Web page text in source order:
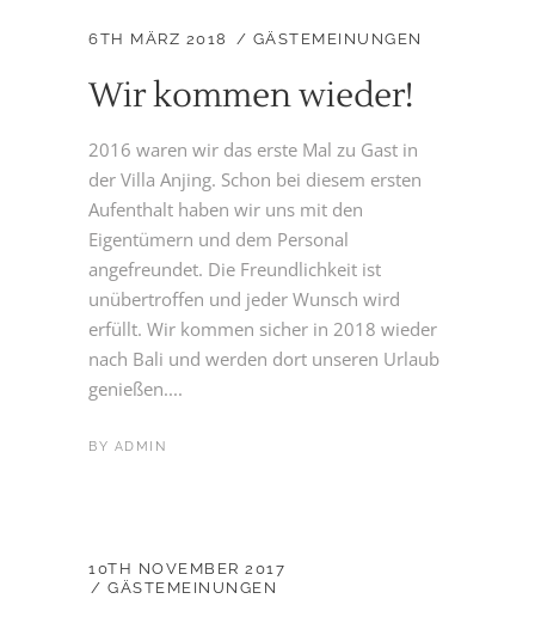
6TH MÄRZ 2018 GÄSTEMEINUNGEN
Wir kommen wieder!
2016 waren wir das erste Mal zu Gast in
der Villa Anjing. Schon bei diesem ersten
Aufenthalt haben wir uns mit den
Eigentümern und dem Personal
angefreundet. Die Freundlichkeit ist
unübertroffen und jeder Wunsch wird
erfüllt. Wir kommen sicher in 2018 wieder
nach Bali und werden dort unseren Urlaub
genießen....
BY ADMIN
10TH NOVEMBER 2017
GÄSTEMEINUNGEN